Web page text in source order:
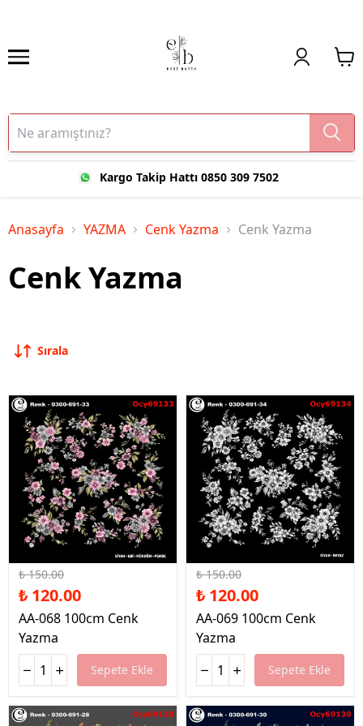
Kargo Takip Hattı 0850 309 7502
Anasayfa YAZMA Cenk Yazma Cenk Yazma
Cenk Yazma
Sırala
₺ 150.00
₺ 120.00
AA-068 100cm Cenk
Yazma
Sepete Ekle
₺ 150.00
₺ 120.00
AA-069 100cm Cenk
Yazma
Sepete Ekle